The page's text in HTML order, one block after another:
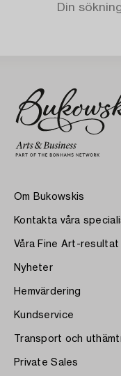
Din
Om Bukowskis
Kontakta våra
Våra Fine Art-resultat
Nyheter
Hemvärdering
Kundservice
Transport och
Private Sales